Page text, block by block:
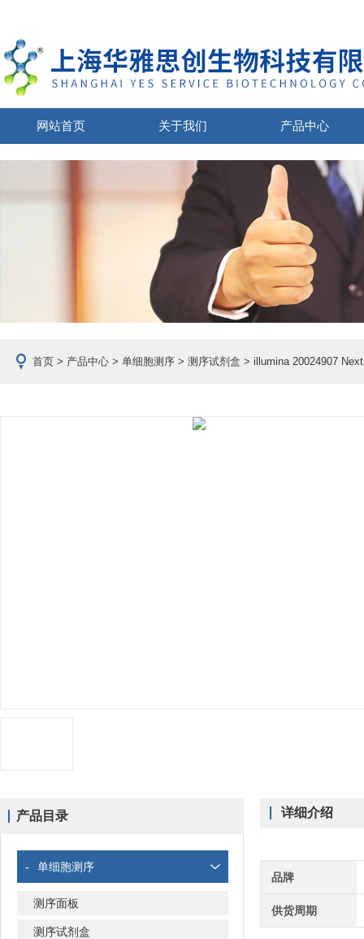
网站首页 关于我们 产品中心
首页 > 产品中心 > 单细胞测序 > 测序试剂盒 > illumina 20024907
产品目录
- 单细胞测序
测序面板
测序试剂盒
详细介绍
品牌
供货周期